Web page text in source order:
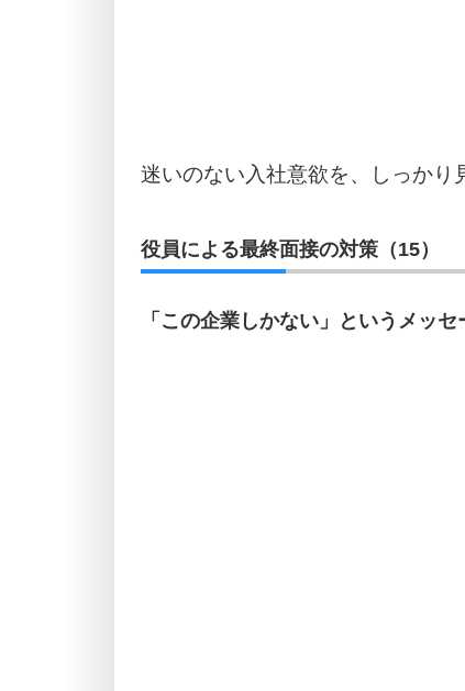
迷いのない入社意欲を、しっかり
役員による最終面接の対策（15）
「この企業しかない」というメッセ